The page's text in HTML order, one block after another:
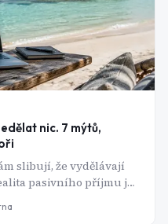
nic. 7 mýtů,
slibují, že vydělávají
pasivního příjmu je
správně, přijdete buď o
mýty, které o